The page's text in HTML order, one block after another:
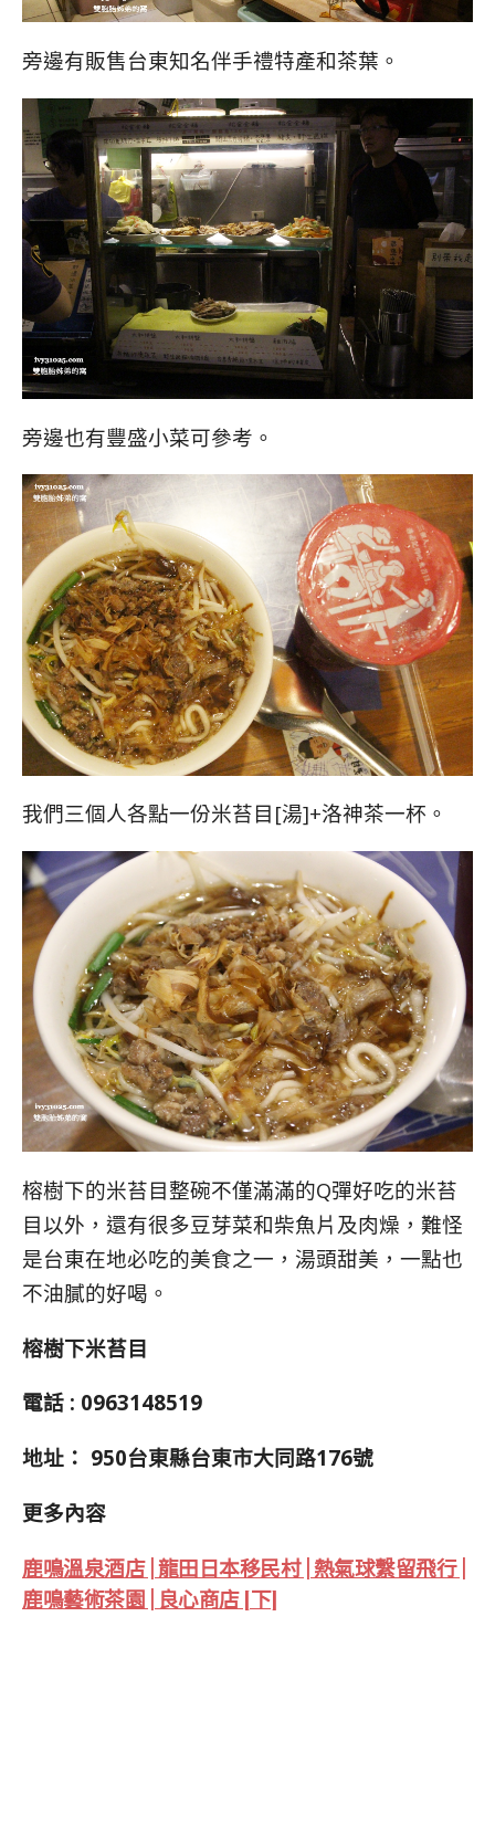
旁邊有販售台東知名伴手禮特產和茶葉。
旁邊也有豐盛小菜可參考。
我們三個人各點一份米苔目[湯]+洛神茶一杯。
榕樹下的米苔目整碗不僅滿滿的Q彈好吃的米苔
目以外，還有很多豆芽菜和柴魚片及肉燥，難怪
是台東在地必吃的美食之一，湯頭甜美，一點也
不油膩的好喝。
榕樹下米苔目
電話 : 0963148519
地址： 950台東縣台東市大同路176號
更多內容
鹿鳴溫泉酒店 | 龍田日本移民村 | 熱氣球繫留飛行 |
鹿鳴藝術茶園 | 良心商店 [下]